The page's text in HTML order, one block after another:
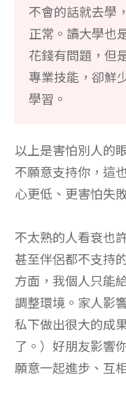
不會的話就去學
正常。讀大學也
花錢有問題，但
專業技能，卻鮮
學習。
以上是害怕別人的
不願意支持你，這
心更低、更害怕失
不太熟的人看衰也
甚至伴侶都不支持
方面，我個人只能
調整環境。家人影
私下做出很大的成
了。）好朋友影響
願意一起進步、互